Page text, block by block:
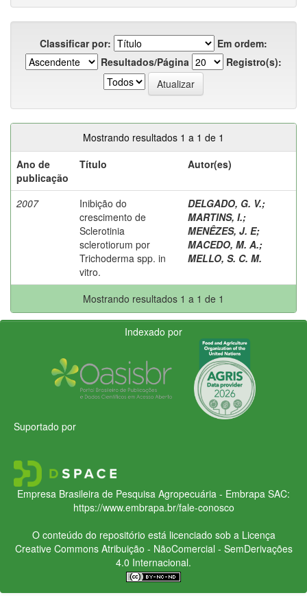
Classificar por:
Em ordem:
Resultados/Página
Registro(s):
Mostrando resultados 1 a 1 de 1
Ano de
publicação
Título Autor(es)
2007
Inibição do
crescimento de
Sclerotinia
sclerotiorum por
Trichoderma spp. in
vitro.
DELGADO, G. V.;
MARTINS, I.;
MENÊZES, J. E;
MACEDO, M. A.;
MELLO, S. C. M.
Mostrando resultados 1 a 1 de 1
Indexado por
Suportado por
Empresa Brasileira de Pesquisa Agropecuária - Embrapa SAC:
https://www.embrapa.br/fale-conosco
O conteúdo do repositório está licenciado sob a Licença
Creative CommonsAtribuição - NãoComercial - SemDerivações
4.0 Internacional.